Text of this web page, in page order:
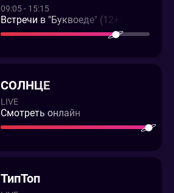
09:05 - 15:15
Встречи в "Буквоеде" (12+)
СОЛНЦЕ
LIVE
Смотреть онлайн
ТипТоп